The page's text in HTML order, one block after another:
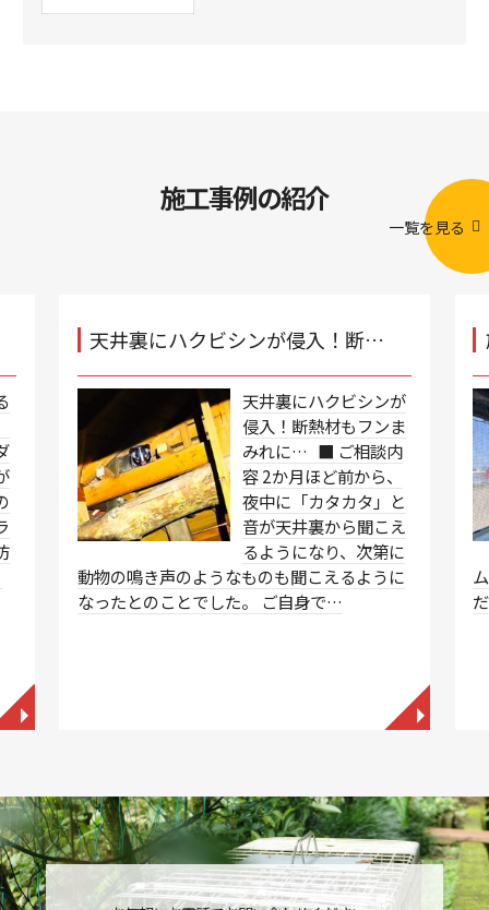
施工事例の紹介
一覧を見る
◥
天井裏にハクビシンが侵入！断…
天井裏にハクビシンが
侵入！断熱材もフンま
みれに… ■ ご相談内
容 2か月ほど前から、
夜中に「カタカタ」と
音が天井裏から聞こえ
るようになり、次第に
動物の鳴き声のようなものも聞こえるように
なったとのことでした。 ご自身で…
◥